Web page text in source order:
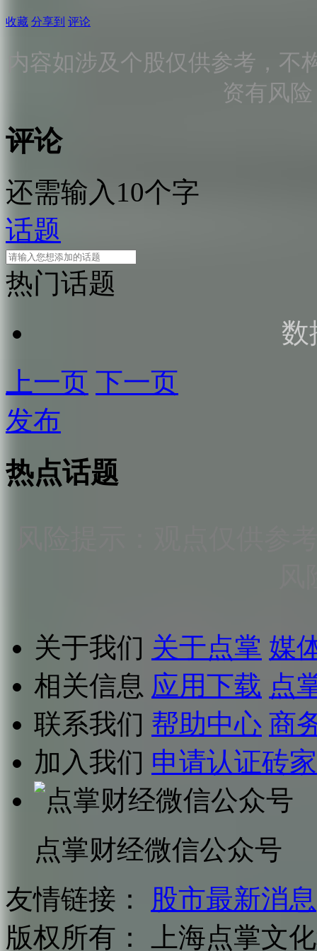
收藏 分享到 评论
内容如涉及个股仅供参考，
资有风
评论
还需输入10个字
话题
热门话题
数
上一页 下一页
发布
热点话题
关于我们 关于点掌 媒
相关信息 应用下载 点
联系我们 帮助中心 商
加入我们 申请认证砖家
点掌财经微信公众号
友情链接：
股市最新消息
版权所有：
上海点掌文